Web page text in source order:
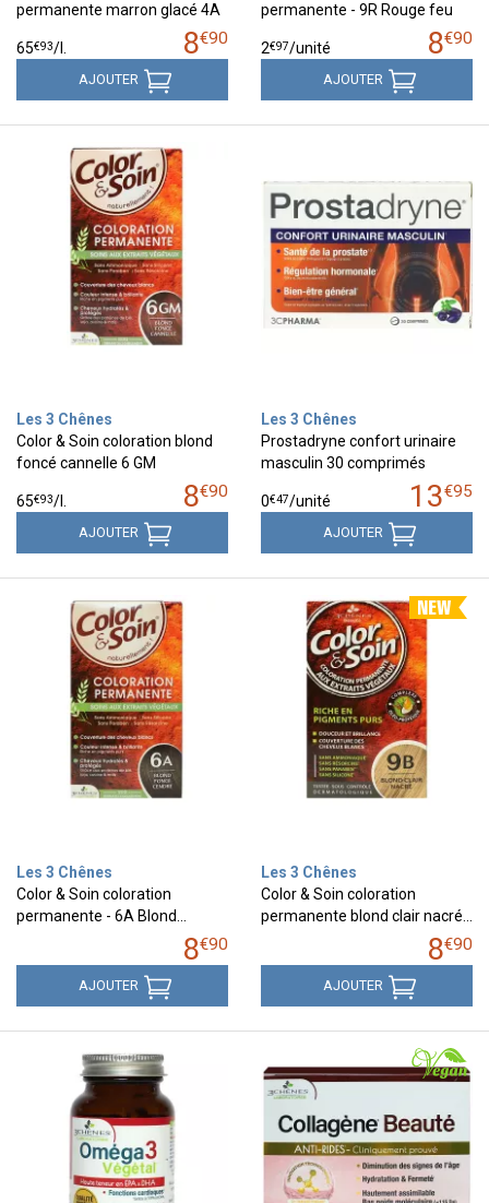
permanente marron glacé 4A
8€90
65€93/
AJOUTER
permanente - 9R Rouge feu
8€90
2€97/unité
AJOUTER
Les 3 Chênes
Color & Soin coloration blond
foncé cannelle 6 GM
8€90
65€93/
AJOUTER
Les 3 Chênes
Prostadryne confort urinaire
masculin 30 comprimés
13€95
0€47/unité
AJOUTER
Les 3 Chênes
Color & Soin coloration
permanente - 6A Blond…
8€90
AJOUTER
Les 3 Chênes
Color & Soin coloration
permanente blond clair nacré…
8€90
AJOUTER